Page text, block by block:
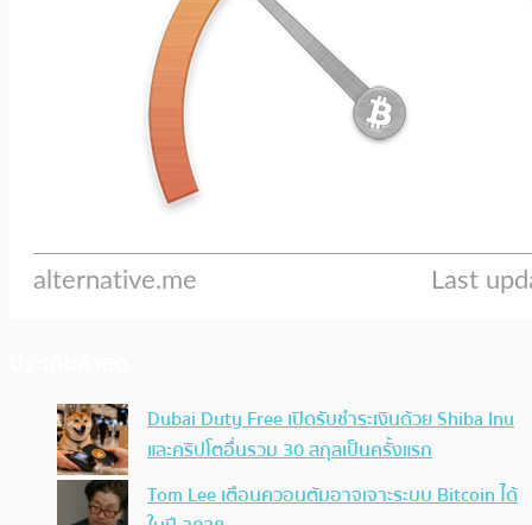
Dubai Duty Free เปิดรับชำระเงินด้วย Shiba Inu
และคริปโตอื่นรวม 30 สกุลเป็นครั้งแรก
Tom Lee เตือนควอนตัมอาจเจาะระบบ Bitcoin ได้